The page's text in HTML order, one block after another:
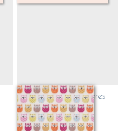
chouettes multicolores
Sur demande